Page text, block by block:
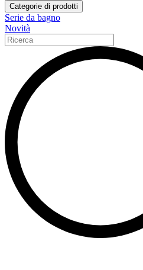
Categorie di prodotti
Serie da bagno
Novità